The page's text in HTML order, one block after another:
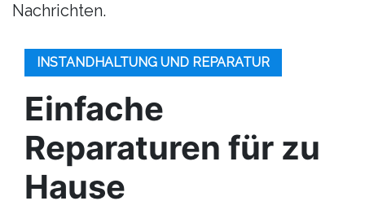
Nachrichten.
INSTANDHALTUNG UND REPARATUR
Einfache
Reparaturen für zu
Hause